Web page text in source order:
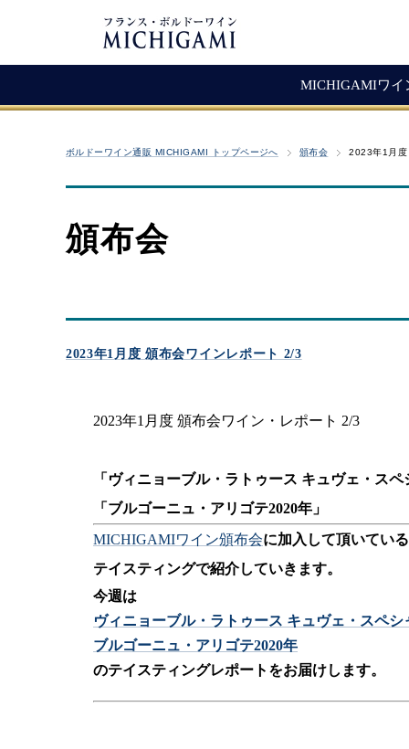
MICHIGAMIワイ
（赤ワイン）
白ワイン・ロゼ
クロ・サン・ヴァンサン
ボルドーワイン通販 MICHIGAMI トップページへ 頒布会 2023年1月度
頒布会
2023年1月度 頒布会ワインレポート 2/3
2023年1月度 頒布会ワイン・レポート 2/3
「ヴィニョーブル・ラトゥース キュヴェ・ス
「ブルゴーニュ・アリゴテ2020年」
MICHIGAMIワイン頒布会に加入して頂いてい
テイスティングで紹介していきます。
今週は
ヴィニョーブル・ラトゥース キュヴェ・スペシ
ブルゴーニュ・アリゴテ2020年
のテイスティングレポートをお届けします。